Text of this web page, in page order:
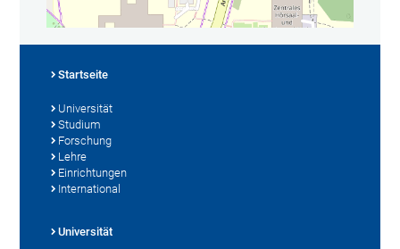
Startseite
Universität
Studium
Forschung
Lehre
Einrichtungen
International
Universität